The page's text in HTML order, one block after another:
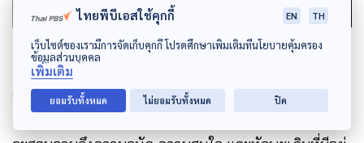
สำหรับการทำงานในเฟสแรกนั้น จะมีการสร้างแบบฟอร์ม
ออนไลน์สำหรับผู้สนใจงานอาสาสมัคร ภายในแบบฟอร์ม
ไทยพีบีเอสใช้คุกกี้ EN TH
เว็บไซต์ของเรามีการจัดเก็บคุกกี้ โปรดศึกษาเพิ่มเติมที่นโยบายคุ้มครอง
ข้อมูลส่วนบุคคล
เพิ่มเติม
ยอมรับทั้งหมด ไม่ยอมรับทั้งหมด ปิด